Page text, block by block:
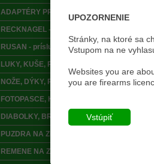
ADAPTÉRY PRE NOČNÉ VIDENIE
RECKNAGEL - príslušenstvo
RUSAN - príslušenstvo
LUKY, KUŠE, PRAKY, AIRSOFT
NOŽE, DÝKY, PÍLKY
FOTOPASCE, KAMERY
DIABOLKY, BROKY
PUZDRA NA ZBRANE
REMENE NA ZBRANE
UPOZORNENIE
Stránky, na ktoré sa
Vstupom na ne
Websites you are
you are firearms
Vstúpiť